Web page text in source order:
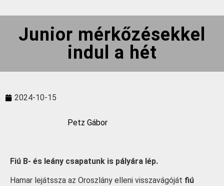
Junior mérkőzésekkel
indul a hét
2024-10-15
Petz Gábor
Fiú B- és leány csapatunk is pályára lép.
Hamar lejátssza az Oroszlány elleni visszavágóját fiú